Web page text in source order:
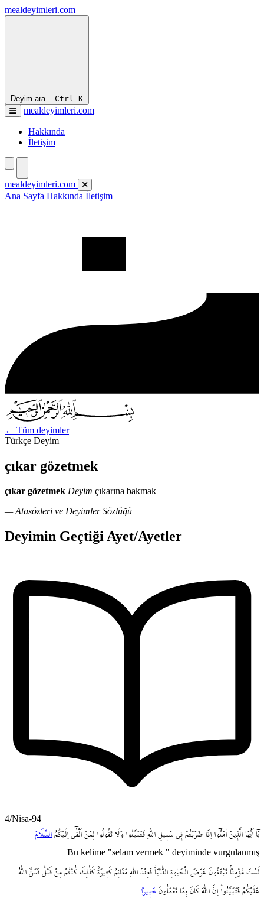
mealdeyimleri.com
Deyim ara... Ctrl K
mealdeyimleri.com
Hakkında
İletişim
mealdeyimleri.com
Ana Sayfa Hakkında İletişim
← Tüm deyimler
Türkçe Deyim
çıkar gözetmek
çıkar gözetmek Deyim çıkarına bakmak
— Atasözleri ve Deyimler Sözlüğü
Deyimin Geçtiği Ayet/Ayetler
4/Nisa-94
يَٓا اَيُّهَا الَّذ۪ينَ اٰمَنُٓوا اِذَا ضَرَبْتُمْ ف۪ي سَب۪يلِ اللّٰهِ فَتَبَيَّنُوا وَلَا تَقُولُوا لِمَنْ اَلْقٰٓى اِلَيْكُمُ السَّلَامَ
Bu kelime "selam vermek " deyiminde vurgulanmış
لَسْتَ مُؤْمِناًۚ تَبْتَغُونَ عَرَضَ الْحَيٰوةِ الدُّنْيَاۘ فَعِنْدَ اللّٰهِ مَغَانِمُ كَث۪يرَةٌۜ كَذٰلِكَ كُنْتُمْ مِنْ قَبْلُ فَمَنَّ اللّٰهُ
عَلَيْكُمْ فَتَبَيَّنُواۜ اِنَّ اللّٰهَ كَانَ بِمَا تَعْمَلُونَ خَب۪يراً